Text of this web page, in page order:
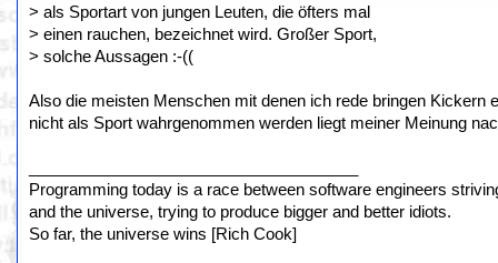
> als Sportart von jungen Leuten, die öfters mal
> einen rauchen, bezeichnet wird. Großer Sport,
> solche Aussagen :-((
Also die meisten Menschen mit denen ich rede bringen Kickern
nicht als Sport wahrgenommen werden liegt meiner Meinung
Programming today is a race between software engineers
and the universe, trying to produce bigger and better idiots.
So far, the universe wins [Rich Cook]